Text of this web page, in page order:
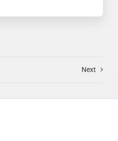
Next